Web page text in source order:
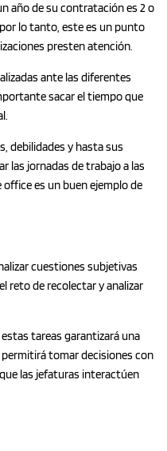
año de su contratación es 2 o
lo tanto, este es un punto
presten atención.
ante las diferentes
sacar el tiempo que
debilidades y hasta sus
las jornadas de trabajo a las
es un buen ejemplo de
cuestiones subjetivas
reto de recolectar y analizar
tareas garantizará una
tomar decisiones con
las jefaturas interactúen